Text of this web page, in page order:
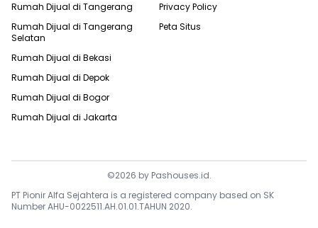
Rumah Dijual di Tangerang
Rumah Dijual di Tangerang
Selatan
Rumah Dijual di Bekasi
Rumah Dijual di Depok
Rumah Dijual di Bogor
Rumah Dijual di Jakarta
Privacy Policy
Peta Situs
©2026 by Pashouses.id.
PT Pionir Alfa Sejahtera is a registered company based on SK
Number AHU-0022511.AH.01.01.TAHUN 2020.